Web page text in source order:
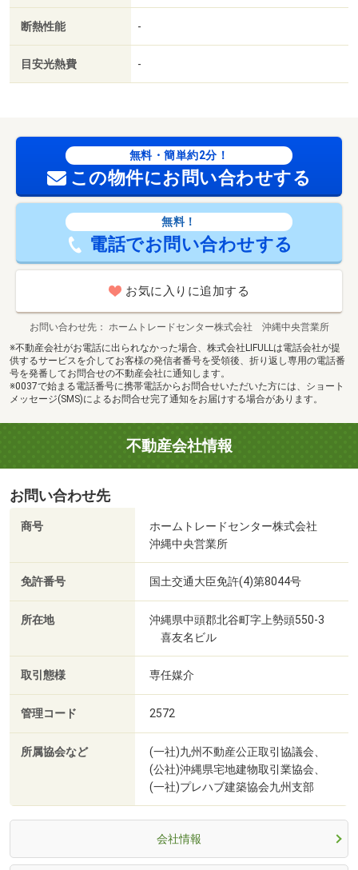
断熱性能 -
目安光熱費 -
無料・簡単約2分！
この物件にお問い合わせする
無料！
電話でお問い合わせする
お気に入りに追加する
お問い合わせ先
ホームトレードセンター株式会社 沖縄中央営業所
※不動産会社がお電話に出られなかった場合、株式会社LIFULLは電話会社が提
供するサービスを介してお客様の発信者番号を受領後、折り返し専用の電話番
号を発番してお問合せの不動産会社に通知します。
※0037で始まる電話番号に携帯電話からお問合せいただいた方には、ショート
メッセージ(SMS)によるお問合せ完了通知をお届けする場合があります。
不動産会社情報
お問い合わせ先
商号
ホームトレードセンター株式会社
沖縄中央営業所
免許番号 国土交通大臣免許(4)第8044号
所在地
沖縄県中頭郡北谷町字上勢頭550-3
喜友名ビル
取引態様 専任媒介
管理コード 2572
所属協会など
(一社)九州不動産公正取引協議会、
(公社)沖縄県宅地建物取引業協会、
(一社)プレハブ建築協会九州支部
会社情報